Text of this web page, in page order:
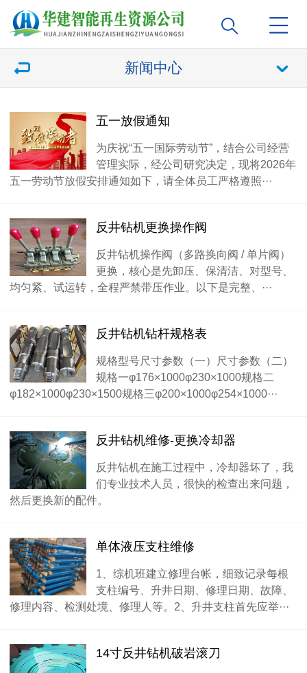
新闻中心
五一放假通知
为庆祝“五一国际劳动节”，结合公司经营
管理实际，经公司研究决定，现将2026年
五一劳动节放假安排通知如下，请全体员工严格遵照···
反井钻机更换操作阀
反井钻机操作阀（多路换向阀 / 单片阀）
更换，核心是先卸压、保清洁、对型号、
均匀紧、试运转，全程严禁带压作业。以下是完整、···
反井钻机钻杆规格表
规格型号尺寸参数（一）尺寸参数（二）
规格一φ176×1000φ230×1000规格二
φ182×1000φ230×1500规格三φ200×1000φ254×1000···
反井钻机维修-更换冷却器
反井钻机在施工过程中，冷却器坏了，我
们专业技术人员，很快的检查出来问题，
然后更换新的配件。
单体液压支柱维修
1、综机班建立修理台帐，细致记录每根
支柱编号、升井日期、修理日期、故障、
修理内容、检测处境、修理人等。2、升井支柱首先应举···
14寸反井钻机破岩滚刀